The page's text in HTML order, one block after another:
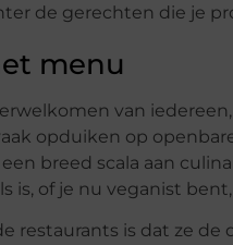
de gerechten die je
menu
van
opduiken op
breed scala aan
is, of je nu veganist
restaurants is dat ze